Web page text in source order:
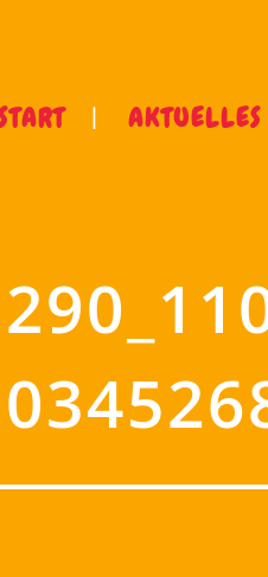
AKTUELLES